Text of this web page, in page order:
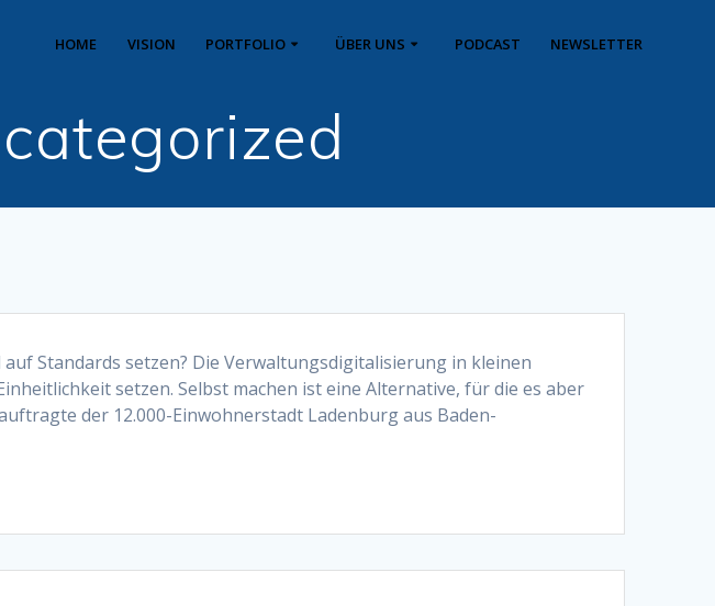
HOME VISION PORTFOLIO ÜBER UNS PODCAST NEWSLETTER
Standards setzen? Die Verwaltungsdigitalisierung in kleinen
setzen. Selbst machen ist eine Alternative, für die es aber
der 12.000-Einwohnerstadt Ladenburg aus Baden-